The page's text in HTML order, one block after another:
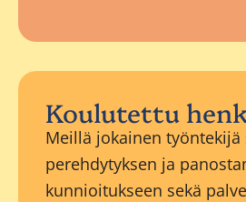
Koulutettu
Meillä jokainen työntekijä
perehdytyksen ja
kunnioitukseen sekä